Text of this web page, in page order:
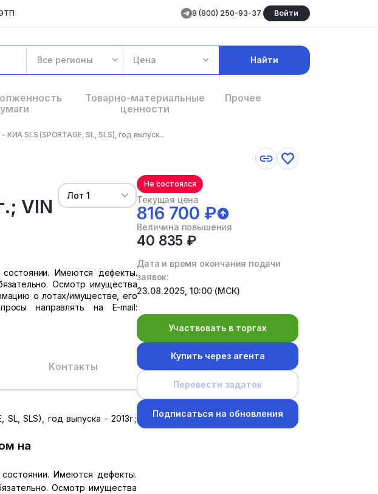
8 (800) 250-93-37 Войти
Все регионы Цена Найти
Товарно-материальные
ценности
Прочее
SLS (SPORTAGE, SL, SLS), год выпуск...
VIN
Лот 1
Имеются дефекты.
Осмотр имущества
о лотах/имуществе, его
направлять на E-mail:
Kонтакты
SLS), год выпуска - 2013г.;
на
Имеются дефекты.
Осмотр имущества
Не состоялся
Текущая цена
816 700 ₽
Величина повышения
40 835 ₽
Дата и время окончания подачи
заявок:
23.08.2025, 10:00 (МСК)
Участвовать в торгах
Купить через агента
Перевести задаток
Подписаться на обновления